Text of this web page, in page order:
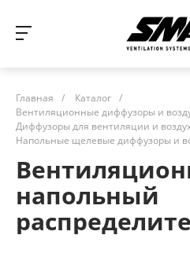
Главная / Каталог /
Вентиляционные диффузоры и
Диффузоры для вентиляции и
Напольные щелевые диффузоры и
напольный